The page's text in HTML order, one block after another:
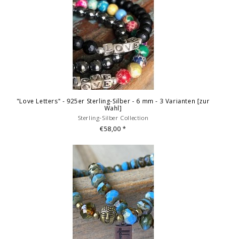
"Love Letters" - 925er Sterling-Silber - 6 mm - 3 Varianten [zur
Wahl]
Sterling-Silber Collection
€58,00*